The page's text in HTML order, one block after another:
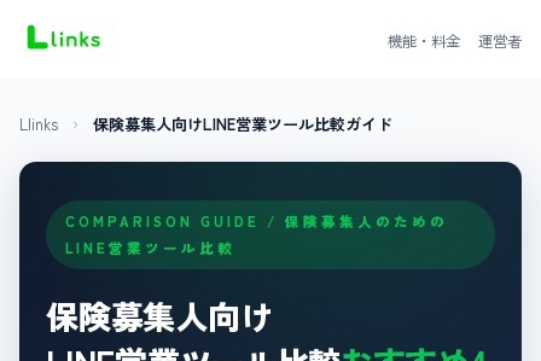
機能・料金 運営者
Llinks › 保険募集人向けLINE営業ツール比較ガイド
COMPARISON GUIDE / 保険募集人のための
LINE営業ツール比較
保険募集人向け